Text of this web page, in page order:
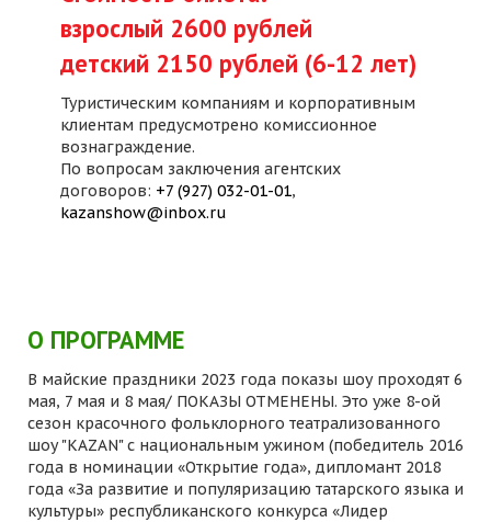
взрослый 2600 рублей
детский 2150 рублей (6-12 лет)
Туристическим компаниям и корпоративным
клиентам предусмотрено комиссионное
вознаграждение.
По вопросам заключения агентских
договоров: +7 (927) 032-01-01,
kazanshow@inbox.ru
О ПРОГРАММЕ
В майские праздники 2023 года показы шоу проходят 6
мая, 7 мая и 8 мая/ ПОКАЗЫ ОТМЕНЕНЫ. Это уже 8-ой
сезон красочного фольклорного театрализованного
шоу "KAZAN" с национальным ужином (победитель 2016
года в номинации «Открытие года», дипломант 2018
года «За развитие и популяризацию татарского языка и
культуры» республиканского конкурса «Лидер